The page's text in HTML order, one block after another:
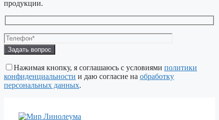
продукции.
Оставьте
это
поле
пустым.
Нажимая кнопку, я соглашаюсь с условиями политики
конфиденциальности и даю согласие на обработку
персональных данных.